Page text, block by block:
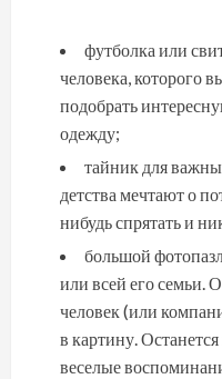
футболка или
человека, которого
подобрать
одежду;
тайник для
детства мечтают о
нибудь спрятать и
большой
или всей его семьи.
человек (или
в картину.
веселые